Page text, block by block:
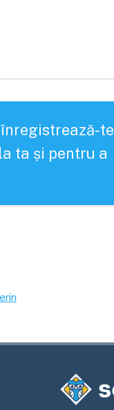
te
ta și pentru a